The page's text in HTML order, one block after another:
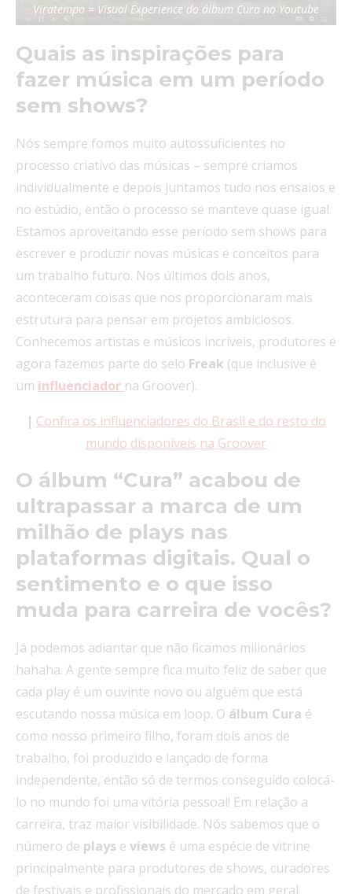
Viratempo = Visual Experience do álbum Cura no Youtube
Quais as inspirações para
fazer música em um período
sem shows?
Nós sempre fomos muito autossuficientes no
processo criativo das músicas – sempre criamos
individualmente e depois juntamos tudo nos ensaios e
no estúdio, então o processo se manteve quase igual.
Estamos aproveitando esse período sem shows para
escrever e produzir novas músicas e conceitos para
um trabalho futuro. Nos últimos dois anos,
aconteceram coisas que nos proporcionaram mais
estrutura para pensar em projetos ambiciosos.
Conhecemos artistas e músicos incríveis, produtores e
agora fazemos parte do selo Freak (que inclusive é
um influenciador na Groover).
| Confira os influenciadores do Brasil e do resto do
mundo disponíveis na Groover
O álbum “Cura” acabou de
ultrapassar a marca de um
milhão de plays nas
plataformas digitais. Qual o
sentimento e o que isso
muda para carreira de vocês?
Já podemos adiantar que não ficamos milionários
hahaha. A gente sempre fica muito feliz de saber que
cada play é um ouvinte novo ou alguém que está
escutando nossa música em loop. O álbum Cura é
como nosso primeiro filho, foram dois anos de
trabalho, foi produzido e lançado de forma
independente, então só de termos conseguido colocá-
lo no mundo foi uma vitória pessoal! Em relação a
carreira, traz maior visibilidade. Nós sabemos que o
número de plays e views é uma espécie de vitrine
principalmente para produtores de shows, curadores
de festivais e profissionais do mercado em geral.